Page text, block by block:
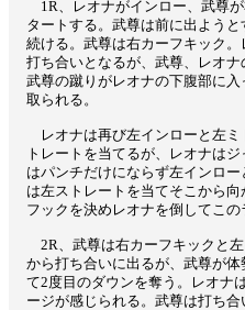
1R、レオナがインロー、武尊
タートする。武尊は前に出よう
続ける。武尊は右カーフキック
打ち合いとなるが、武尊、レオ
武尊の蹴りがレオナの下腹部に
取られる。
レオナは再び左インローと左ミ
トレートを当てるが、レオナは
はパンチだけにならず左インロ
は左ストレートを当てそこから
フックを決めレオナを倒してこの
2R、武尊は右カーフキックと
から打ち合いに出るが、武尊が
て2度目のダウンを奪う。レオナ
ージが感じられる。武尊は打ち